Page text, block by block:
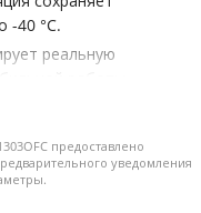
-40 °C.
реальную
удобным для
предоставлено
уведомления